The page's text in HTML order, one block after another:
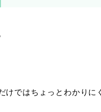
けではちょっとわかりに